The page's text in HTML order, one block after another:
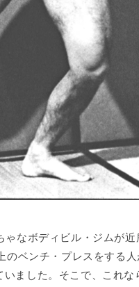
なボディビル・ジムが
ベンチ・プレスをする
ました。そこで、これ